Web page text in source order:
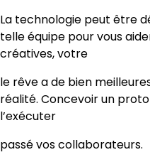
La technologie peut être
telle équipe pour vous
créatives, votre
le rêve a de bien
réalité. Concevoir un
l’exécuter
passé vos collaborateurs.